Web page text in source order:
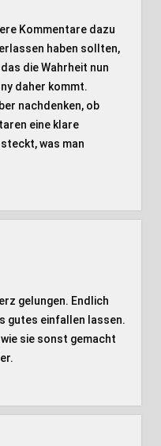
Kommentare dazu
haben sollten,
die Wahrheit nun
daher kommt.
nachdenken, ob
eine klare
was man
gelungen. Endlich
gutes einfallen lassen.
sie sonst gemacht